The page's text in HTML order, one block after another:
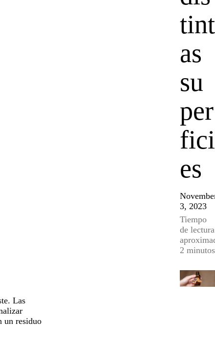
tint
as
su
per
fici
es
3, 2023
Tiempo
de lectura
2 minutos
Las
un residuo